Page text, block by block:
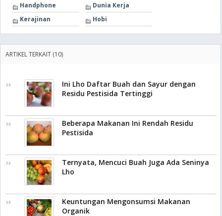
Handphone
Dunia Kerja
Kerajinan
Hobi
ARTIKEL TERKAIT (10)
Ini Lho Daftar Buah dan Sayur dengan
Residu Pestisida Tertinggi
Beberapa Makanan Ini Rendah Residu
Pestisida
Ternyata, Mencuci Buah Juga Ada Seninya
Lho
Keuntungan Mengonsumsi Makanan
Organik